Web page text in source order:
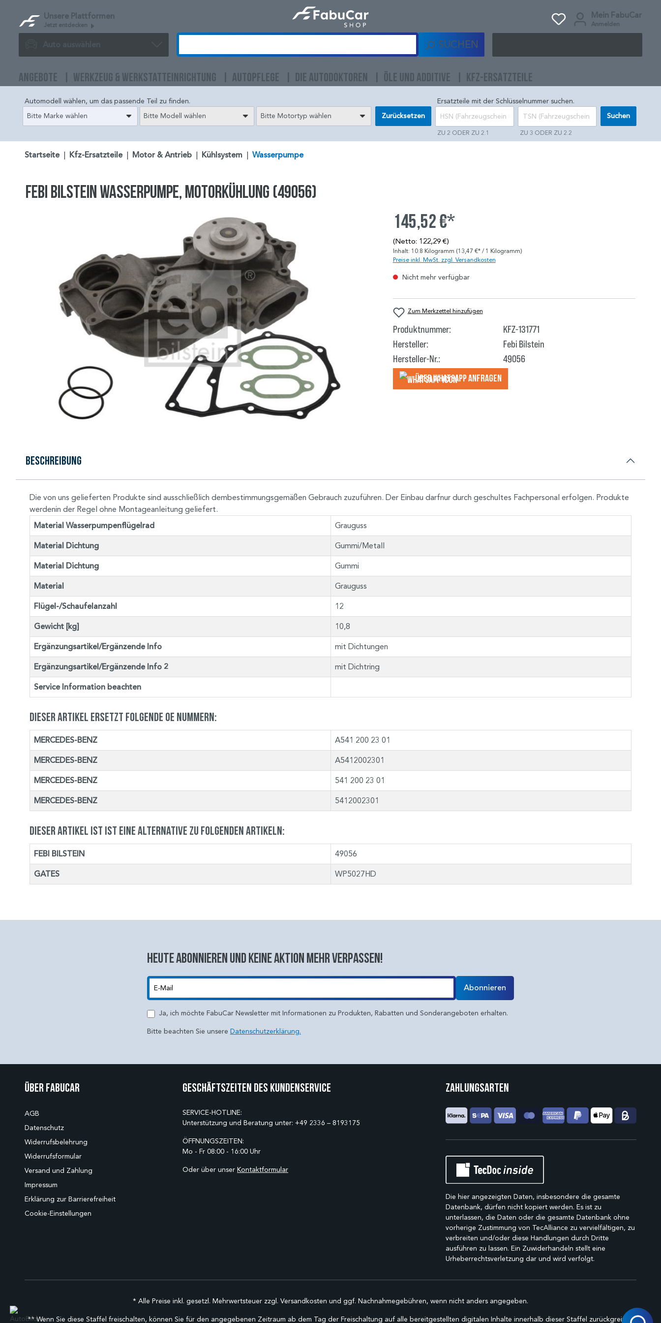
Unsere Plattformen
Jetzt entdecken
Mein FabuCar
Anmelden
Auto auswählen SUCHEN
ANGEBOTE WERKZEUG & WERKSTATTEINRICHTUNG AUTOPFLEGE DIE AUTODOKTOREN ÖLE UND ADDITIVE KFZ-ERSATZTEILE
Automodell wählen, um das passende Teil zu finden.
Bitte Marke wählen
Bitte Modell wählen Bitte Motortyp wählen Zurücksetzen
Ersatzteile mit der Schlüsselnummer suchen.
ZU 2 ODER ZU 2.1 ZU 3 ODER ZU 2.2
Suchen
Startseite Kfz-Ersatzteile Motor & Antrieb Kühlsystem Wasserpumpe
FEBI BILSTEIN Wasserpumpe, Motorkühlung (49056)
145,52 €*
(Netto: 122,29 €)
Inhalt: 10.8 Kilogramm (13,47 €* / 1 Kilogramm)
Preise inkl. MwSt. zzgl. Versandkosten
Nicht mehr verfügbar
Zum Merkzettel hinzufügen
Produktnummer:
KFZ-131771
Hersteller:
Febi Bilstein
Hersteller-Nr.:
49056
Über WhatsApp anfragеn
Beschreibung
Die von uns gelieferten Produkte sind ausschließlich dembestimmungsgemäßen Gebrauch zuzuführen. Der Einbau darfnur durch geschultes Fachpersonal erfolgen. Produkte
werdenin der Regel ohne Montageanleitung geliefert.
Material Wasserpumpenflügelrad Grauguss
Material Dichtung Gummi/Metall
Material Dichtung Gummi
Material Grauguss
Flügel-/Schaufelanzahl 12
Gewicht [kg] 10,8
Ergänzungsartikel/Ergänzende Info mit Dichtungen
Ergänzungsartikel/Ergänzende Info 2 mit Dichtring
Service Information beachten
Dieser Artikel ersetzt folgende OE Nummern:
MERCEDES-BENZ A541 200 23 01
MERCEDES-BENZ A5412002301
MERCEDES-BENZ 541 200 23 01
MERCEDES-BENZ 5412002301
Dieser Artikel ist ist eine Alternative zu folgenden Artikeln:
FEBI BILSTEIN 49056
GATES WP5027HD
Heute abonnieren und keine aktion mehr verpassen!
Abonnieren
Ja, ich möchte FabuCar Newsletter mit Informationen zu Produkten, Rabatten und Sonderangeboten erhalten.
Bitte beachten Sie unsere Datenschutzerklärung.
Über Fabucar
AGB
Datenschutz
Widerrufsbelehrung
Widerrufsformular
Versand und Zahlung
Impressum
Erklärung zur Barrierefreiheit
Cookie-Einstellungen
Geschäftszeiten des Kundenservice
SERVICE-HOTLINE:
Unterstützung und Beratung unter: +49 2336 – 8193175
ÖFFNUNGSZEITEN:
Mo - Fr 08:00 - 16:00 Uhr
Oder über unser Kontaktformular
Zahlungsarten
Die hier angezeigten Daten, insbesondere die gesamte
Datenbank, dürfen nicht kopiert werden. Es ist zu
unterlassen, die Daten oder die gesamte Datenbank ohne
vorherige Zustimmung von TecAlliance zu vervielfältigen, zu
verbreiten und/oder diese Handlungen durch Dritte
ausführen zu lassen. Ein Zuwiderhandeln stellt eine
Urheberrechtsverletzung dar und wird verfolgt.
* Alle Preise inkl. gesetzl. Mehrwertsteuer zzgl. Versandkosten und ggf. Nachnahmegebühren, wenn nicht anders angegeben.
** Wenn Sie diese Staffel freischalten, können Sie für den angegebenen Zeitraum ab dem Tag der Freischaltung auf alle bereitgestellten digitalen Inhalte innerhalb dieser Staffel zurückgreifen.